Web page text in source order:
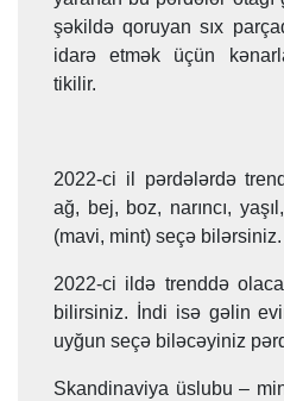
şəkildə qoruyan sıx
idarə etmək üçün
tikilir.
2022-ci il pərdələrdə
ağ, bej, boz, narıncı,
(mavi, mint) seçə bilərsiniz.
2022-ci ildə trenddə
bilirsiniz. İndi isə gəlin
uyğun seçə biləcəyiniz
Skandinaviya üslubu –